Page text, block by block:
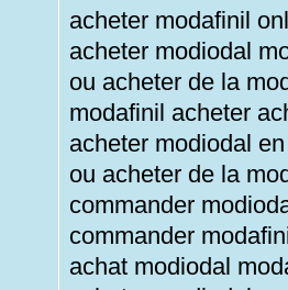
acheter modafinil
acheter modiodal
ou acheter de la
modafinil acheter
acheter modiodal
ou acheter de la
commander
commander
achat modiodal